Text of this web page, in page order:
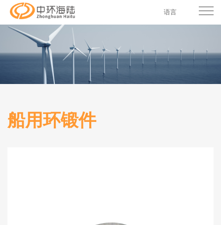
语言
船用环锻件